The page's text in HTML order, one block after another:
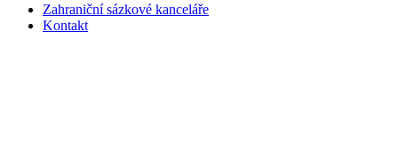
Zahraniční sázkové kanceláře
Kontakt